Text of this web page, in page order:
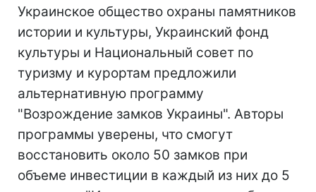
Украинское общество охраны памятников
истории и культуры, Украинский фонд
культуры и Национальный совет по
туризму и курортам предложили
альтернативную программу
"Возрождение замков Украины". Авторы
программы уверены, что смогут
восстановить около 50 замков при
объеме инвестиции в каждый из них до 5